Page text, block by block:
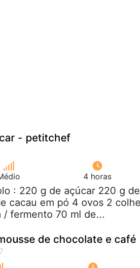
- petitchef
4 horas
: 220 g de açúcar 220 g
cacau em pó 4 ovos 2
/ fermento 70 ml de...
de chocolate e café